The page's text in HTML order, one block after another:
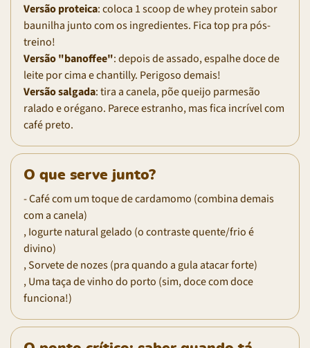
Versão proteica: coloca 1 scoop de whey protein sabor
baunilha junto com os ingredientes. Fica top pra pós-
treino!
Versão "banoffee": depois de assado, espalhe doce de
leite por cima e chantilly. Perigoso demais!
Versão salgada: tira a canela, põe queijo parmesão
ralado e orégano. Parece estranho, mas fica incrível com
café preto.
O que serve junto?
- Café com um toque de cardamomo (combina demais
com a canela)
, Iogurte natural gelado (o contraste quente/frio é
divino)
, Sorvete de nozes (pra quando a gula atacar forte)
, Uma taça de vinho do porto (sim, doce com doce
funciona!)